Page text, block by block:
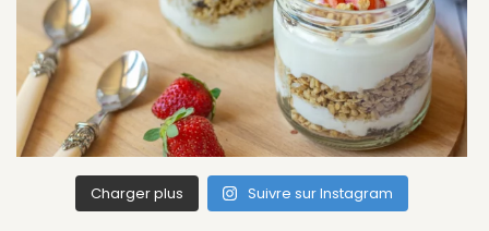
Charger plus Suivre sur Instagram